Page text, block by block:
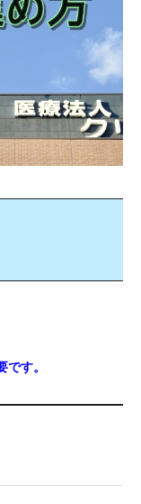
す。